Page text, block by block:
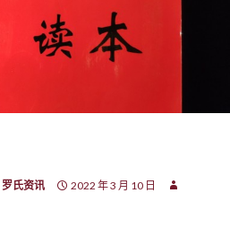
罗氏资讯
2022 年 3 月 10 日